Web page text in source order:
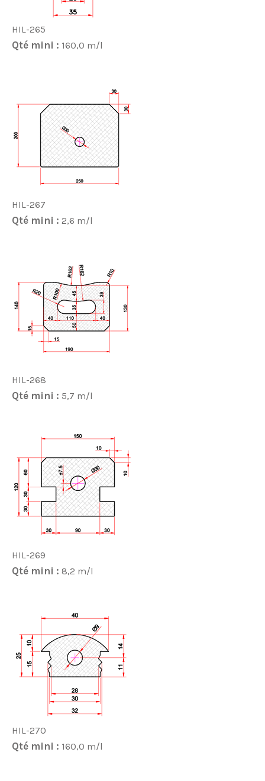
HIL-265
Qté mini : 160,0 m/l
HIL-267
Qté mini : 2,6 m/l
HIL-268
Qté mini : 5,7 m/l
HIL-269
Qté mini : 8,2 m/l
HIL-270
Qté mini : 160,0 m/l